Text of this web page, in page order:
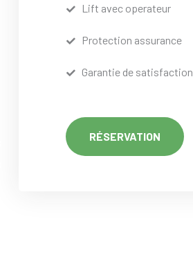
Lift avec operateur
Protection assurance
Garantie de satisfaction
RÉSERVATION